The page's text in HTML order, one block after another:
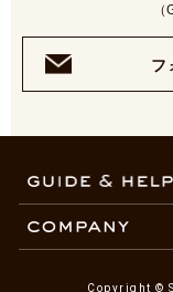
フ
Copyright ©